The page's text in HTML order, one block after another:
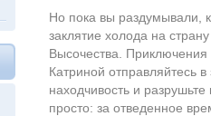
Но пока вы раздумывали,
заклятие холода на
Высочества.
Катриной отправляйтесь
находчивость и
просто: за отведенное